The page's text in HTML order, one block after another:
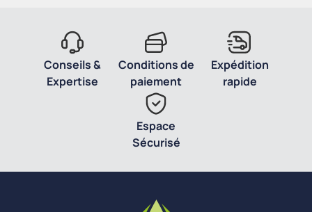
Conseils &
Expertise
Conditions de
paiement
Expédition
rapide
Espace
Sécurisé